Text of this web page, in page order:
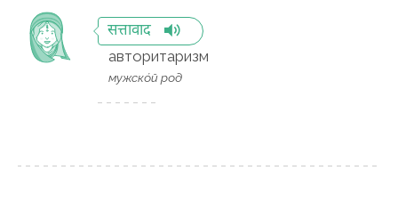
सत्तावाद
авторитаризм
мужско́й род